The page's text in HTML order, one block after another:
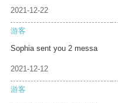
2021-12-22
游客
Sophia sent you 2 messa
2021-12-12
游客